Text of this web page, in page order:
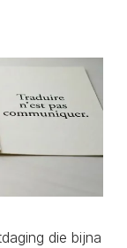
die bijna